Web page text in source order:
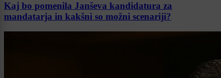
Kaj bo pomenila Janševa kandidatura za
mandatarja in kakšni so možni scenariji?